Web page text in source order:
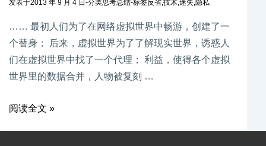
发表于2013 年 9 月 4 日 -分类思考总结-标签反省,技术,迷失,隐私
…… 最初人们为了在网络虚拟世界中畅游，创建了一
个替身； 后来，虚拟世界为了了解现实世界，诱惑人
们在虚拟世界中找了一个代理； 利益，使得各个虚拟
世界里的数据合并，人物被复刻 …
阅读全文 »